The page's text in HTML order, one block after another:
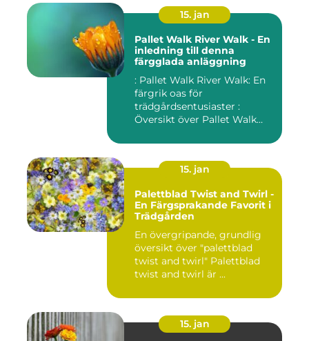
15. jan
Pallet Walk River Walk - En
inledning till denna
färgglada anläggning
: Pallet Walk River Walk: En
färgrik oas för
trädgårdsentusiaster :
Översikt över Pallet Walk
15. jan
Palettblad Twist and Twirl -
En Färgsprakande Favorit i
Trädgården
En övergripande, grundlig
översikt över "palettblad
twist and twirl" Palettblad
twist and twirl är ...
15. jan